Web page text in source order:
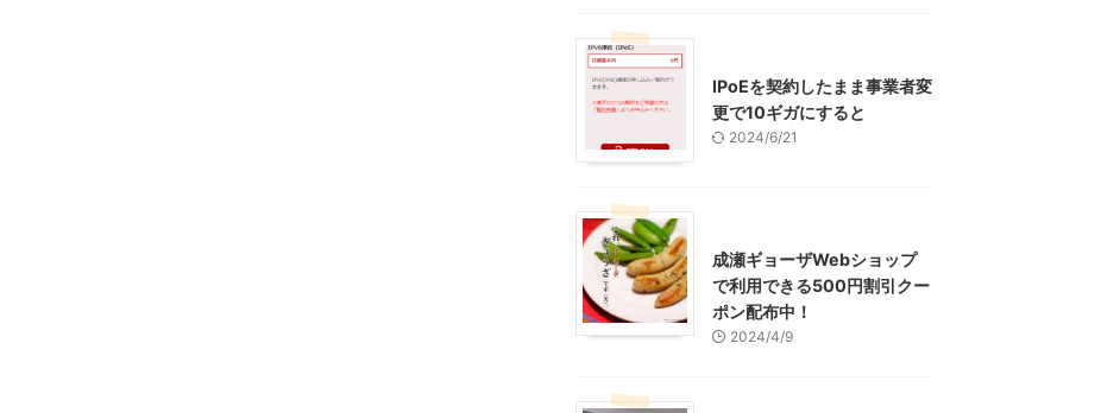
IPoEを契約したまま事業者変
更で10ギガにすると
2024/6/21
成瀬ギョーザWebショップ
で利用できる500円割引クー
ポン配布中！
2024/4/9